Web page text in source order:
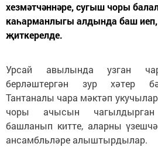
хезмәтчәннәре, сугыш чоры
каһарманлыгы алдында баш иеп,
җиткерелде.
Урсай авылында узган
берләштергән зур хәтер
Тантаналы чара мәктәп
чоры ачысын
башланып китте, аларны
ансамбльләре алыштырдылар.